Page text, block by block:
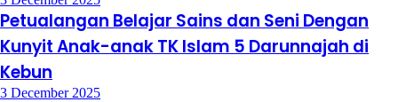
Petualangan Belajar Sains dan Seni Dengan
Kunyit Anak-anak TK Islam 5 Darunnajah di
Kebun
3 December 2025